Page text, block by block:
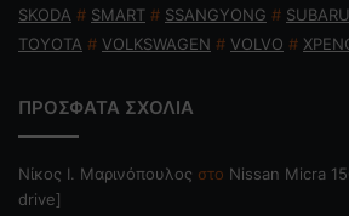
SKODA # SMART # SSANGYONG # SUBARU
TOYOTA # VOLKSWAGEN # VOLVO #
ΠΡΟΣΦΑΤΑ ΣΧΟΛΙΑ
Nίκος Ι. Mαρινόπουλος στο Nissan Micra
drive]